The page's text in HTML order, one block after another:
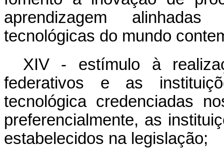
aprendizagem
tecnológicas do mundo
XIV - estímulo à
federativos e as
tecnológica credenciadas
preferencialmente, as
estabelecidos na legislação;